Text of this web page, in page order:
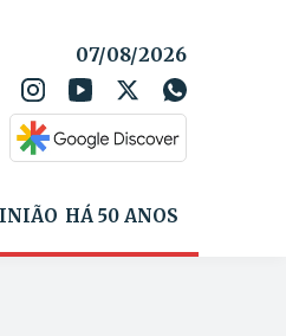
07/08/2026
HÁ 50 ANOS